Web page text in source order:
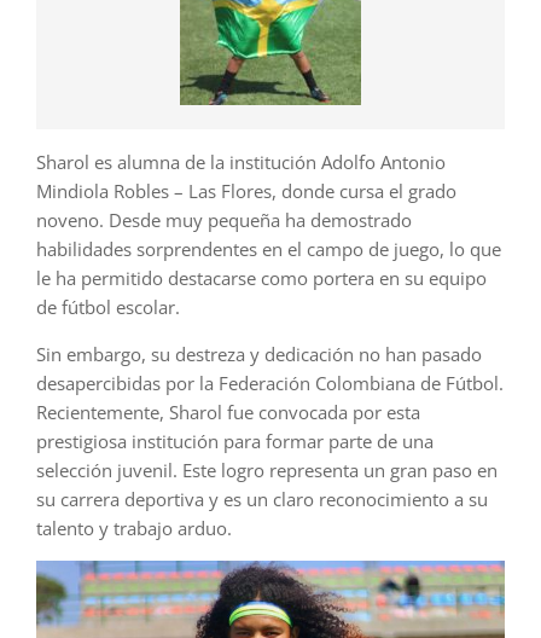
Sharol es alumna de la institución Adolfo Antonio
Mindiola Robles – Las Flores, donde cursa el grado
noveno. Desde muy pequeña ha demostrado
habilidades sorprendentes en el campo de juego, lo que
le ha permitido destacarse como portera en su equipo
de fútbol escolar.
Sin embargo, su destreza y dedicación no han pasado
desapercibidas por la Federación Colombiana de Fútbol.
Recientemente, Sharol fue convocada por esta
prestigiosa institución para formar parte de una
selección juvenil. Este logro representa un gran paso en
su carrera deportiva y es un claro reconocimiento a su
talento y trabajo arduo.